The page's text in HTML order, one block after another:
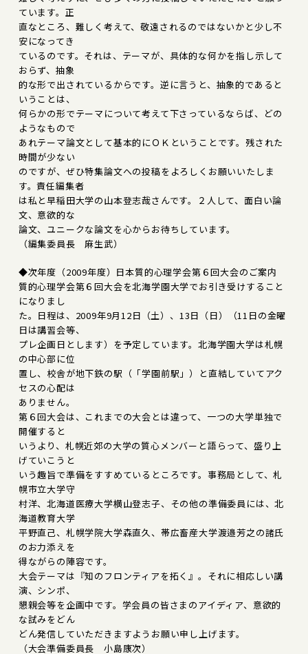
ています。正
直なところ、難しく考えて、敬遠されるのではないかと少し不
安になってき
ているのです。それは、テーマが、具体的な何かを指し示して
おらず、抽象
的な形で出されているからです。逆に言うと、抽象的であると
いうことは、
何らかの形でテーマについて考えて下さっているならば、どの
ようなもので
あれテーマ論文として基本的にＯＫということです。残された
時間が少ない
のですが、ぜひ特集論文への投稿をよろしくお願いいたしま
す。責任編集者
は私と早稲田大学の山本登志哉さんです。２人して、面白い論
文、意欲的な
論文、ユニークな論文を心からお待ちしています。
（編集委員長 麻生武）
◆次年度（2009年度）日本質的心理学会第６回大会のご案内
質的心理学会第６回大会を北海学園大学でお引き受けすること
になりまし
た。日程は、2009年9月12日（土）、13日（日）（11日の金曜
日は講習会等、
プレ企画日とします）を予定しています。北海学園大学は札幌
の中心部に位
置し、校舎が地下鉄の駅（「学園前駅」）と直結していてアク
セスの心配は
ありません。
第６回大会は、これまでの大会とは違って、一つの大学単独で
開催すると
いうより、札幌近郊の大学の質心メンバーと語らって、盛り上
げていこうと
いう趣旨で準備をすすめているところです。事務局として、札
幌市立大学守
村洋、北海道医療大学横山登志子、その他の準備委員には、北
海道教育大学
平野直己、札幌学院大学森直久、帯広畜産大学渡邉芳之の諸氏
のお力添えを
得ながらの陣容です。
大会テーマは『知のフロンティアを拓く』。それに相応しい講
演、シンポ、
懇親会等を企画中です。学会員の皆さまのアイディア、意欲的
な試みをどん
どん発信していただきますようお願い申し上げます。
（大会準備委員長 小島康次）